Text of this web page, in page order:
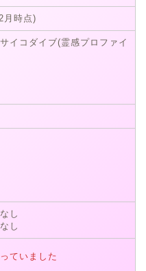
月時点)
イコダイブ(霊感プロファイ
し
し
ていました